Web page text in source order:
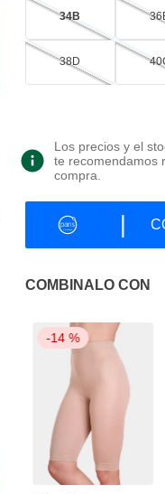
34B
38D
Los precios y el
te recomendamos
compra.
|
COMBINALO CON
-14 %